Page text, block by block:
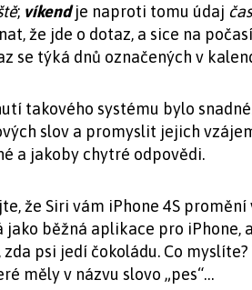
; víkendje naproti tomu údaj
že jde o dotaz, a sice na
se týká dnů označených v
takového systému bylo
slov a promyslit jejich
a jakoby chytré odpovědi.
že Siri vám iPhone 4S
jako běžná aplikace pro iPhone,
psi jedí čokoládu. Co myslíte?
měly v názvu slovo „pes“…